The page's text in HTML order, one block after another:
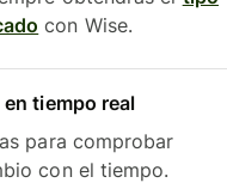
con Wise.
tiempo real
para comprobar
con el tiempo.